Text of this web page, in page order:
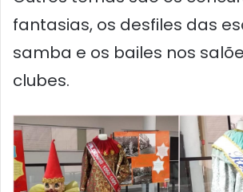
fantasias, os desfiles das
samba e os bailes nos
clubes.